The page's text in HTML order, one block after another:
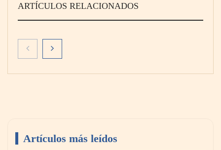
ARTÍCULOS RELACIONADOS
Artículos más leídos